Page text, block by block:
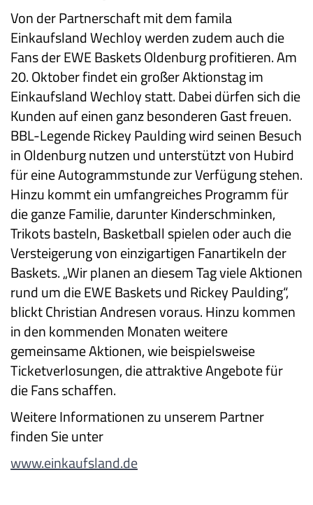
Von der Partnerschaft mit dem famila
Einkaufsland Wechloy werden zudem auch die
Fans der EWE Baskets Oldenburg profitieren. Am
20. Oktober findet ein großer Aktionstag im
Einkaufsland Wechloy statt. Dabei dürfen sich die
Kunden auf einen ganz besonderen Gast freuen.
BBL-Legende Rickey Paulding wird seinen Besuch
in Oldenburg nutzen und unterstützt von Hubird
für eine Autogrammstunde zur Verfügung stehen.
Hinzu kommt ein umfangreiches Programm für
die ganze Familie, darunter Kinderschminken,
Trikots basteln, Basketball spielen oder auch die
Versteigerung von einzigartigen Fanartikeln der
Baskets. „Wir planen an diesem Tag viele Aktionen
rund um die EWE Baskets und Rickey Paulding“,
blickt Christian Andresen voraus. Hinzu kommen
in den kommenden Monaten weitere
gemeinsame Aktionen, wie beispielsweise
Ticketverlosungen, die attraktive Angebote für
die Fans schaffen.
Weitere Informationen zu unserem Partner
finden Sie unter
www.einkaufsland.de